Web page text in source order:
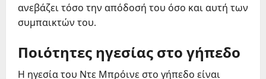
ανεβάζει τόσο την απόδοσή του όσο και αυτή των
συμπαικτών του.
Ποιότητες ηγεσίας στο γήπεδο
Η ηγεσία του Ντε Μπρόινε στο γήπεδο είναι